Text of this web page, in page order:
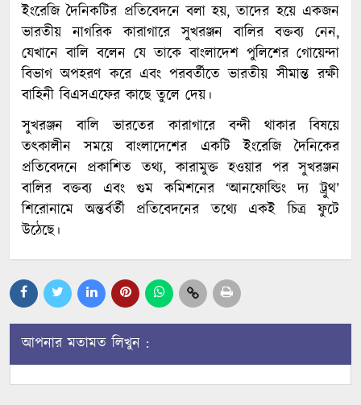
ইংরেজি দৈনিকটির প্রতিবেদনে বলা হয়, তাদের হয়ে একজন
ভারতীয় নাগরিক কারাগারে সুখরঞ্জন বালির বক্তব্য নেন,
যেখানে বালি বলেন যে তাকে বাংলাদেশ পুলিশের গোয়েন্দা
বিভাগ অপহরণ করে এবং পরবর্তীতে ভারতীয় সীমান্ত রক্ষী
বাহিনী বিএসএফের কাছে তুলে দেয়।
সুখরঞ্জন বালি ভারতের কারাগারে বন্দী থাকার বিষয়ে
তৎকালীন সময়ে বাংলাদেশের একটি ইংরেজি দৈনিকের
প্রতিবেদনে প্রকাশিত তথ্য, কারামুক্ত হওয়ার পর সুখরঞ্জন
বালির বক্তব্য এবং গুম কমিশনের ‘আনফোল্ডিং দ্য ট্রুথ’
শিরোনামে অন্তর্বর্তী প্রতিবেদনের তথ্যে একই চিত্র ফুটে
উঠেছে।
আপনার মতামত লিখুন :